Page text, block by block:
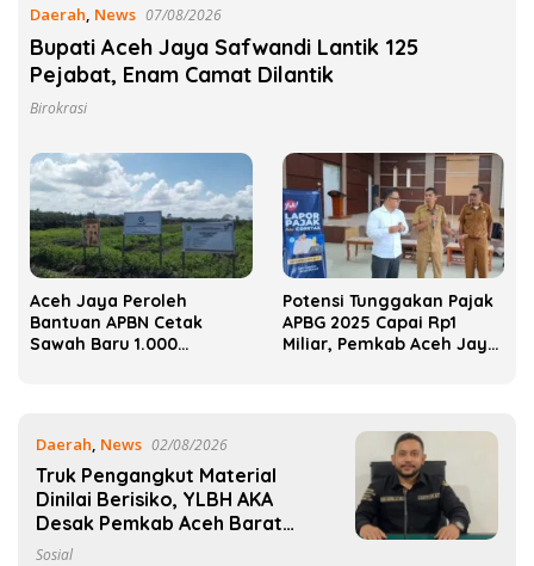
Daerah, News 07/08/2026
Bupati Aceh Jaya Safwandi Lantik 125
Pejabat, Enam Camat Dilantik
Birokrasi
Aceh Jaya Peroleh
Bantuan APBN Cetak
Sawah Baru 1.000
Potensi Tunggakan Pajak
APBG 2025 Capai Rp1
Miliar, Pemkab Aceh Jaya
Daerah, News 02/08/2026
Truk Pengangkut Material
Dinilai Berisiko, YLBH AKA
Desak Pemkab Aceh Barat
Bertindak
Sosial